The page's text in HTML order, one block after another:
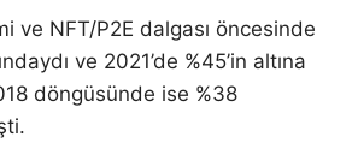
ve NFT/P2E dalgası öncesinde
ve 2021’de %45’in altına
döngüsünde ise %38